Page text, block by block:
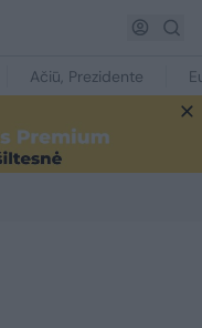
Ačiū, Prezidente